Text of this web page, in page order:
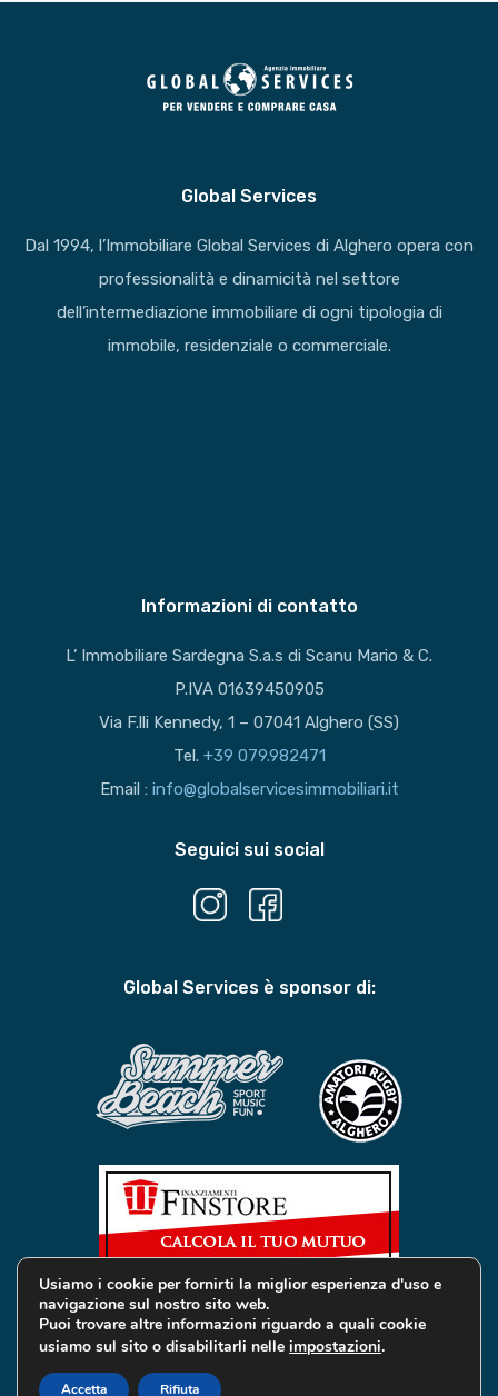
Global Services
Dal 1994, l’Immobiliare Global Services di Alghero opera con
professionalità e dinamicità nel settore
dell’intermediazione immobiliare di ogni tipologia di
immobile, residenziale o commerciale.
Informazioni di contatto
L’ Immobiliare Sardegna S.a.s di Scanu Mario & C.
P.IVA 01639450905
Via F.lli Kennedy, 1 – 07041 Alghero (SS)
Tel. +39 079.982471
Email : info@globalservicesimmobiliari.it
Seguici sui social
Global Services è sponsor di:
© 2019 Global Services Immobiliari | All rights reserved |
Privacy e Cookie
Usiamo i cookie per fornirti la miglior esperienza d'uso e
navigazione sul nostro sito web.
Puoi trovare altre informazioni riguardo a quali cookie
usiamo sul sito o disabilitarli nelle impostazioni.
Accetta Rifiuta